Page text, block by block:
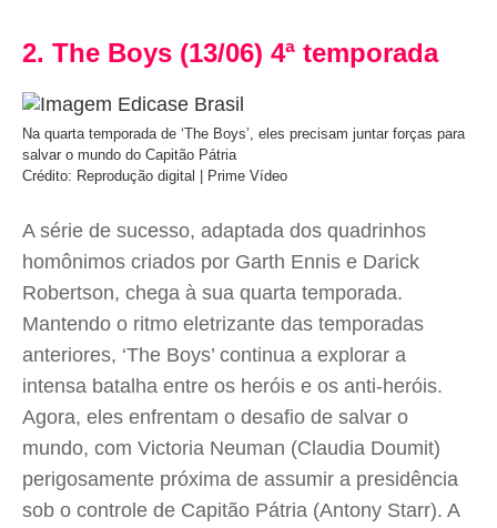
2. The Boys (13/06) 4ª temporada
Na quarta temporada de ‘The Boys’, eles precisam juntar forças para
salvar o mundo do Capitão Pátria
Crédito: Reprodução digital | Prime Vídeo
A série de sucesso, adaptada dos quadrinhos
homônimos criados por Garth Ennis e Darick
Robertson, chega à sua quarta temporada.
Mantendo o ritmo eletrizante das temporadas
anteriores, ‘The Boys’ continua a explorar a
intensa batalha entre os heróis e os anti-heróis.
Agora, eles enfrentam o desafio de salvar o
mundo, com Victoria Neuman (Claudia Doumit)
perigosamente próxima de assumir a presidência
sob o controle de Capitão Pátria (Antony Starr). A